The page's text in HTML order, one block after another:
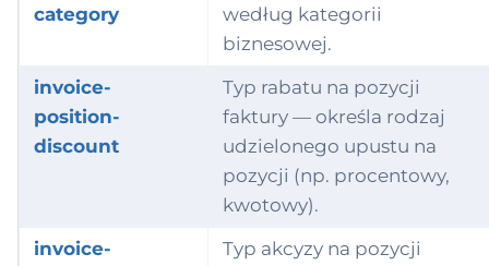
category
według kategorii
biznesowej.
invoice-
position-
discount
Typ rabatu na pozycji
faktury — określa rodzaj
udzielonego upustu na
pozycji (np. procentowy,
kwotowy).
invoice-
Typ akcyzy na pozycji